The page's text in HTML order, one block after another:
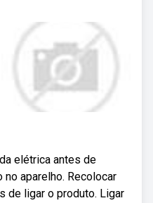
elétrica antes de
no aparelho. Recolocar
de ligar o produto. Ligar